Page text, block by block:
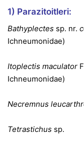
1) Parazitoitleri:
Bathyplectes sp. nr.
Ichneumonidae)
Itoplectis maculator
Ichneumonidae)
Necremnus
Tetrastichus sp.